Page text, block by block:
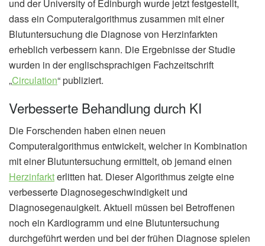
und der University of Edinburgh wurde jetzt festgestellt,
dass ein Computeralgorithmus zusammen mit einer
Blutuntersuchung die Diagnose von Herzinfarkten
erheblich verbessern kann. Die Ergebnisse der Studie
wurden in der englischsprachigen Fachzeitschrift
„Circulation“ publiziert.
Verbesserte Behandlung durch KI
Die Forschenden haben einen neuen
Computeralgorithmus entwickelt, welcher in Kombination
mit einer Blutuntersuchung ermittelt, ob jemand einen
Herzinfarkterlitten hat. Dieser Algorithmus zeigte eine
verbesserte Diagnosegeschwindigkeit und
Diagnosegenauigkeit. Aktuell müssen bei Betroffenen
noch ein Kardiogramm und eine Blutuntersuchung
durchgeführt werden und bei der frühen Diagnose spielen